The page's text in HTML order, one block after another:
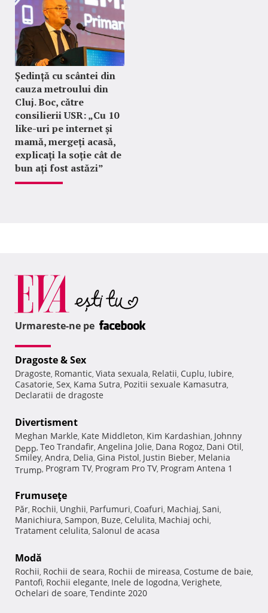
Ședință cu scântei din
cauza metroului din
Cluj. Boc, către
consilierii USR: „Cu 10
like-uri pe internet și
mamă, mergeți acasă,
explicați la soție cât de
bun ați fost astăzi”
Urmareste-ne pe
Dragoste & Sex
Dragoste, Romantic, Viata sexuala, Relatii, Cuplu, Iubire,
Casatorie, Sex, Kama Sutra, Pozitii sexuale Kamasutra,
Declaratii de dragoste
Divertisment
Meghan Markle, Kate Middleton, Kim Kardashian, Johnny
Depp, Teo Trandafir, Angelina Jolie, Dana Rogoz, Dani Otil,
Smiley, Andra, Delia, Gina Pistol, Justin Bieber, Melania
Trump, Program TV, Program Pro TV, Program Antena 1
Frumuseţe
Păr, Rochii, Unghii, Parfumuri, Coafuri, Machiaj, Sani,
Manichiura, Sampon, Buze, Celulita, Machiaj ochi,
Tratament celulita, Salonul de acasa
Modă
Rochii, Rochii de seara, Rochii de mireasa, Costume de baie,
Pantofi, Rochii elegante, Inele de logodna, Verighete,
Ochelari de soare, Tendinte 2020